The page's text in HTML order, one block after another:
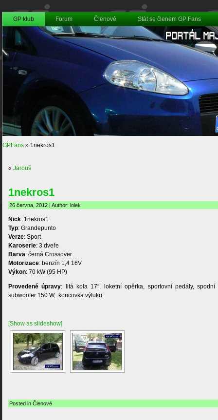
GP klub Forum Členové Stát se členem GP Fans
GPFans » 1nekros1
« Jarouš
1nekros1
26 června, 2012 | Author: lolek
Nick: 1nekros1
Typ: Grandepunto
Verze: Sport
Karoserie: 3 dveře
Barva: černá Crossover
Motorizace: benzín 1,4 16V
Výkon: 70 kW (95 HP)
Provedené úpravy: litá kola 17″, loketní opěrka, sportovní pedály,
subwoofer 150 W, koncovka výfuku
[Show as slideshow]
Posted in Členové